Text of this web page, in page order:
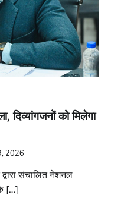
दिव्यांगजनों को मिलेगा
2026
संचालित नेशनल
[…]